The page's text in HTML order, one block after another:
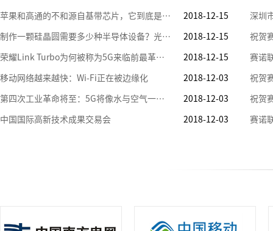
2018-12-15
苹果和高通的不和源自基带芯片，它到底是何方神圣？
2018-12-15
制作一颗硅晶圆需要多少种半导体设备？光刻机仅仅是九牛一毛
2018-12-15
荣耀Link Turbo为何被称为5G来临前最革命的网络技术
2018-12-03
移动网络越来越快：Wi-Fi正在被边缘化
2018-12-03
第四次工业革命将至：5G将像水与空气一样重要
2018-12-03
中国国际高新技术成果交易会
祝贺
赛诺
赛诺